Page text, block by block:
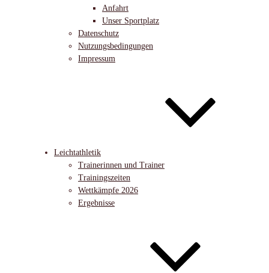
Anfahrt
Unser Sportplatz
Datenschutz
Nutzungsbedingungen
Impressum
Leichtathletik
Trainerinnen und Trainer
Trainingszeiten
Wettkämpfe 2026
Ergebnisse